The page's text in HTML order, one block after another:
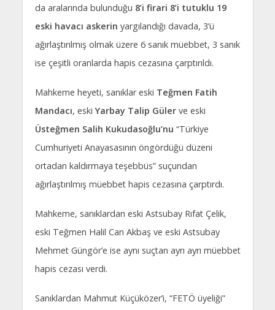
da aralarında bulunduğu 8’i firari 8’i tutuklu 19
eski havacı askerin yargılandığı davada, 3’ü
ağırlaştırılmış olmak üzere 6 sanık müebbet, 3 sanık
ise çeşitli oranlarda hapis cezasına çarptırıldı.
Mahkeme heyeti, sanıklar eski Teğmen Fatih
Mandacı, eskiYarbay Talip Gülerve eski
Üsteğmen Salih Kukudasoğlu’nu “Türkiye
Cumhuriyeti Anayasasının öngördüğü düzeni
ortadan kaldırmaya teşebbüs” suçundan
ağırlaştırılmış müebbet hapis cezasına çarptırdı.
Mahkeme, sanıklardan eski Astsubay Rıfat Çelik,
eski Teğmen Halil Can Akbaş ve eski Astsubay
Mehmet Güngör’e ise aynı suçtan ayrı ayrı müebbet
hapis cezası verdi.
Sanıklardan Mahmut Küçüközer’i, “FETÖ üyeliği”